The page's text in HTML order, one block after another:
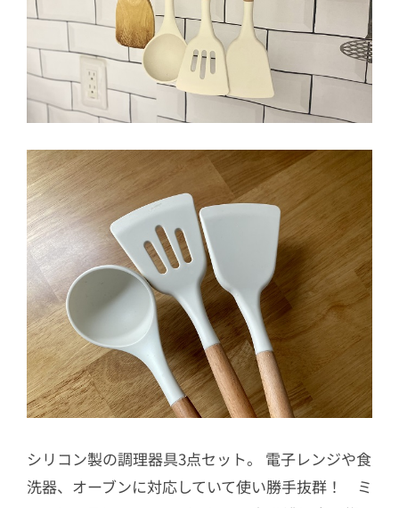
シリコン製の調理器具3点セット。 電子レンジや食
洗器、オーブンに対応していて使い勝手抜群！ ミ